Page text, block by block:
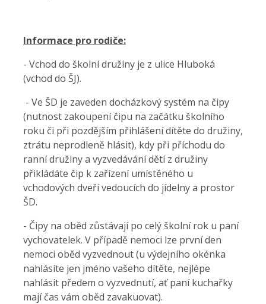
Informace pro rodiče:
- Vchod do školní družiny je z ulice Hluboká
(vchod do ŠJ).
- Ve ŠD je zaveden docházkový systém na čipy
(nutnost zakoupení čipu na začátku školního
roku či při pozdějším přihlášenídítěte do družiny,
ztrátu neprodleně hlásit), kdy při příchodu do
ranní družiny a vyzvedávání dětí z družiny
přikládáte čip k zařízení umístěného u
vchodových dveří vedoucích do jídelny a prostor
ŠD.
- Čipy na oběd zůstávají po celý školní rok u paní
vychovatelek. V případě nemoci lze první den
nemoci oběd vyzvednout(u výdejního okénka
nahlásíte jen jméno vašeho dítěte, nejlépe
nahlásit předem o vyzvednutí, ať paní kuchařky
mají čas vám oběd zavakuovat).